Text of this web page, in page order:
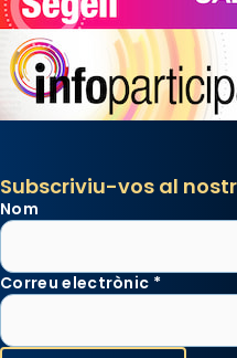
Subscriviu-vos al
Nom
Correu electrònic *